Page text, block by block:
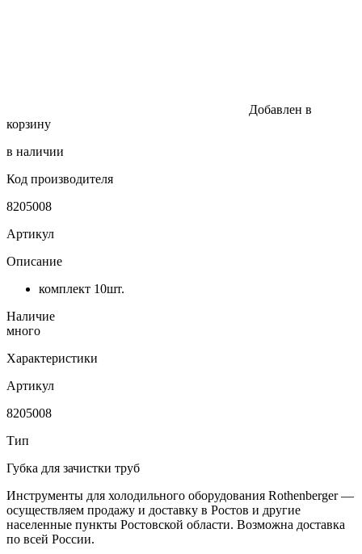
Добавлен в
корзину
в наличии
Код производителя
8205008
Артикул
Описание
комплект 10шт.
Наличие
много
Характеристики
Артикул
8205008
Тип
Губка для зачистки труб
Инструменты для холодильного оборудования Rothenberger —
осуществляем продажу и доставку в Ростов и другие
населенные пункты Ростовской области. Возможна доставка
по всей России.